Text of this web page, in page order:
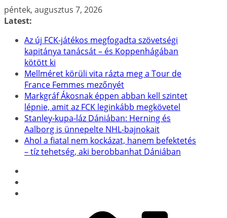
Skip
to
péntek, augusztus 7, 2026
Latest:
Az új FCK-játékos megfogadta szövetségi
kapitánya tanácsát – és Koppenhágában
kötött ki
Mellméret körüli vita rázta meg a Tour de
France Femmes mezőnyét
Markgráf Ákosnak éppen abban kell szintet
lépnie, amit az FCK leginkább megkövetel
Stanley-kupa-láz Dániában: Herning és
Aalborg is ünnepelte NHL-bajnokait
Ahol a fiatal nem kockázat, hanem befektetés
– tíz tehetség, aki berobbanhat Dániában